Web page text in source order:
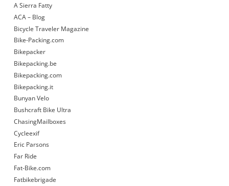
A Sierra Fatty
ACA – Blog
Bicycle Traveler Magazine
Bike-Packing.com
Bikepacker
Bikepacking.be
Bikepacking.com
Bikepacking.it
Bunyan Velo
Bushcraft Bike Ultra
ChasingMailboxes
Cycleexif
Eric Parsons
Far Ride
Fat-Bike.com
Fatbikebrigade